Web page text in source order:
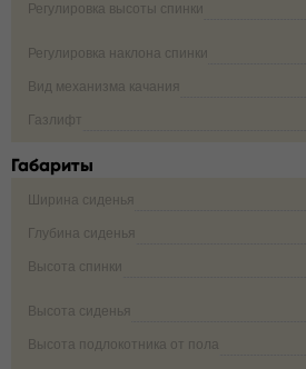
Регулировка высоты спинки
Регулировка наклона спинки
Вид механизма качания
Газлифт
Габариты
Ширина сиденья
Глубина сиденья
Высота спинки
Высота сиденья
Высота подлокотника от пола